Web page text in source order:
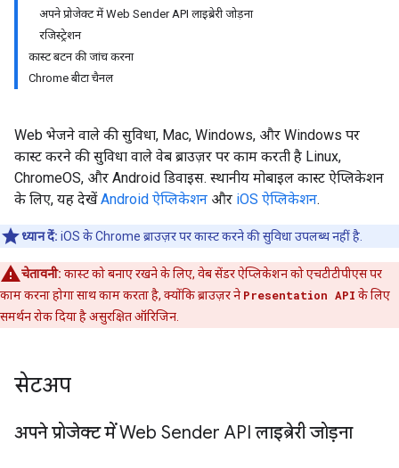
अपने प्रोजेक्ट में Web Sender API लाइब्रेरी जोड़ना
रजिस्ट्रेशन
कास्ट बटन की जांच करना
Chrome बीटा चैनल
Web भेजने वाले की सुविधा, Mac, Windows, और Windows पर
कास्ट करने की सुविधा वाले वेब ब्राउज़र पर काम करती है Linux,
ChromeOS, और Android डिवाइस. स्थानीय मोबाइल कास्ट ऐप्लिकेशन
के लिए, यह देखेंAndroid ऐप्लिकेशन और iOS ऐप्लिकेशन.
ध्यान दें: iOS के Chrome ब्राउज़र पर कास्ट करने की सुविधा उपलब्ध नहीं है.
चेतावनी: कास्ट को बनाए रखने के लिए, वेब सेंडर ऐप्लिकेशन को एचटीटीपीएस पर
काम करना होगा साथ काम करता है, क्योंकि ब्राउज़र ने Presentation API के लिए
समर्थन रोक दिया है असुरक्षित ऑरिजिन.
सेटअप
अपने प्रोजेक्ट में Web Sender API लाइब्रेरी जोड़ना